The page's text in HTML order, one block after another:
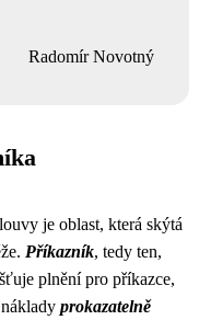
Radomír Novotný
je oblast, která skýtá
Příkazník, tedy ten,
plnění pro příkazce,
prokazatelně